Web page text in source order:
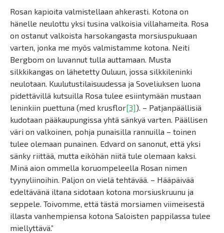
Rosan kapioita valmistellaan ahkerasti. Kotona on
hänelle neulottu yksi tusina valkoisia villahameita. Rosa
on ostanut valkoista harsokangasta morsiuspukuaan
varten, jonka me myös valmistamme kotona. Neiti
Bergbom on luvannut tulla auttamaan. Musta
silkkikangas on lähetetty Ouluun, jossa silkkileninki
neulotaan. Kuulutustilaisuudessa ja Soveliuksen luona
pidettävillä kutsuilla Rosa tulee esiintymään mustaan
leninkiin puettuna (med krusflor[3]). – Patjanpäällisiä
kudotaan pääkaupungissa yhtä sänkyä varten. Päällisen
väri on valkoinen, pohja punaisilla rannuilla – toinen
tulee olemaan punainen. Edvard on sanonut, että yksi
sänky riittää, mutta eiköhän niitä tule olemaan kaksi.
Minä aion ommella koruompeleella Rosan nimen
tyynyliinoihin. Paljon on vielä tehtävää. – Hääpäivää
edeltävänä iltana sidotaan kotona morsiuskruunu ja
seppele. Toivomme, että tästä morsiamen viimeisestä
illasta vanhempiensa kotona Saloisten pappilassa tulee
miellyttävä.”